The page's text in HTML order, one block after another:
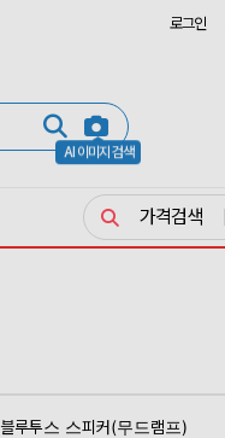
로그인
AI 이미지 검색
가격검색
블루투스 스피커(무드램프)